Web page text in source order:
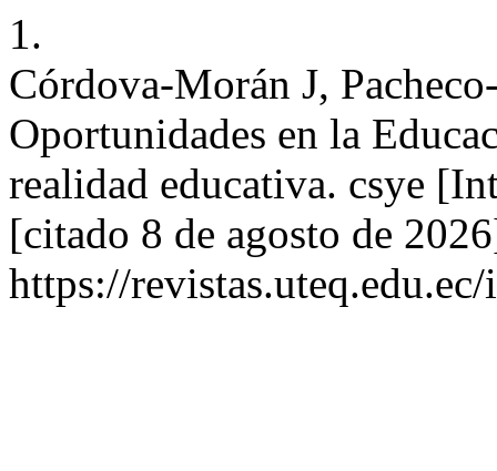
1.
Córdova-Morán J,
Oportunidades en la
realidad educativa. csye
[citado 8 de agosto de
https://